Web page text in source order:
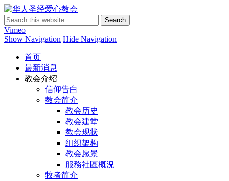
Vimeo
Show Navigation Hide Navigation
首页
最新消息
教会介绍
信仰告白
教会简介
教会历史
教会建堂
教会现状
组织架构
教会愿景
服務社區概況
牧者简介